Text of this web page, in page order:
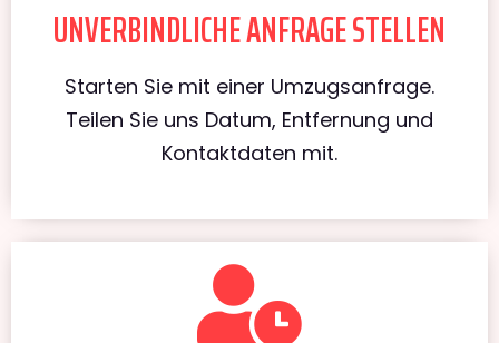
UNVERBINDLICHE ANFRAGE STELLEN
Starten Sie mit einer Umzugsanfrage.
Teilen Sie uns Datum, Entfernung und
Kontaktdaten mit.